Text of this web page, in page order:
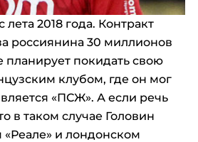
2018 года. Контракт
россиянина 30 миллионов
планирует покидать свою
клубом, где он мог
«ПСЖ». А если речь
в таком случае Головин
и лондонском